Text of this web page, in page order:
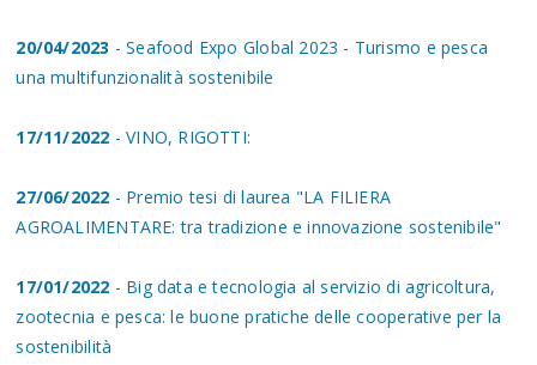
20/04/2023 - Seafood Expo Global 2023 - Turismo e pesca
una multifunzionalità sostenibile
17/11/2022 - VINO, RIGOTTI:
27/06/2022 - Premio tesi di laurea "LA FILIERA
AGROALIMENTARE: tra tradizione e innovazione sostenibile"
17/01/2022 - Big data e tecnologia al servizio di agricoltura,
zootecnia e pesca: le buone pratiche delle cooperative per la
sostenibilità